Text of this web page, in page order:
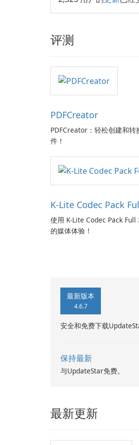
评测
PDFCreator
PDFCreator：轻松创建和转
件！
K-Lite Codec Pack
使用 K-Lite Codec Pack Full
的媒体体验！
最新版本
4.6.7
安全和免费下载
保持最新
与UpdateStar免费。
最新更新